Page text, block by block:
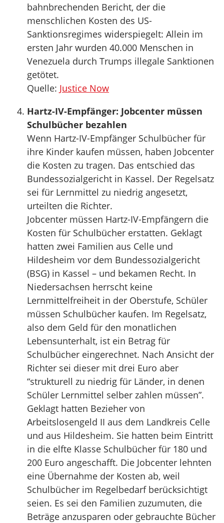
bahnbrechenden Bericht, der die
menschlichen Kosten des US-
Sanktionsregimes widerspiegelt: Allein im
ersten Jahr wurden 40.000 Menschen in
Venezuela durch Trumps illegale Sanktionen
getötet.
Quelle: Justice Now
Hartz-IV-Empfänger: Jobcenter müssen
Schulbücher bezahlen
Wenn Hartz-IV-Empfänger Schulbücher für
ihre Kinder kaufen müssen, haben Jobcenter
die Kosten zu tragen. Das entschied das
Bundessozialgericht in Kassel. Der Regelsatz
sei für Lernmittel zu niedrig angesetzt,
urteilten die Richter.
Jobcenter müssen Hartz-IV-Empfängern die
Kosten für Schulbücher erstatten. Geklagt
hatten zwei Familien aus Celle und
Hildesheim vor dem Bundessozialgericht
(BSG) in Kassel – und bekamen Recht. In
Niedersachsen herrscht keine
Lernmittelfreiheit in der Oberstufe, Schüler
müssen Schulbücher kaufen. Im Regelsatz,
also dem Geld für den monatlichen
Lebensunterhalt, ist ein Betrag für
Schulbücher eingerechnet. Nach Ansicht der
Richter sei dieser mit drei Euro aber
“strukturell zu niedrig für Länder, in denen
Schüler Lernmittel selber zahlen müssen”.
Geklagt hatten Bezieher von
Arbeitslosengeld II aus dem Landkreis Celle
und aus Hildesheim. Sie hatten beim Eintritt
in die elfte Klasse Schulbücher für 180 und
200 Euro angeschafft. Die Jobcenter lehnten
eine Übernahme der Kosten ab, weil
Schulbücher im Regelbedarf berücksichtigt
seien. Es sei den Familien zuzumuten, die
Beträge anzusparen oder gebrauchte Bücher